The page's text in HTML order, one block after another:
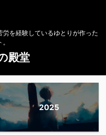
を経験しているゆとりが作った
殿堂
2025